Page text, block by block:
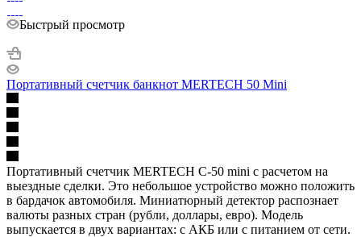
Быстрый просмотр
Портативный счетчик банкнот MERTECH 50 Mini
Портативный счетчик MERTECH C-50 mini с расчетом на
выездные сделки. Это небольшое устройство можно положить
в бардачок автомобиля. Миниатюрный детектор распознает
валюты разных стран (рубли, доллары, евро). Модель
выпускается в двух вариантах: с АКБ или с питанием от сети.